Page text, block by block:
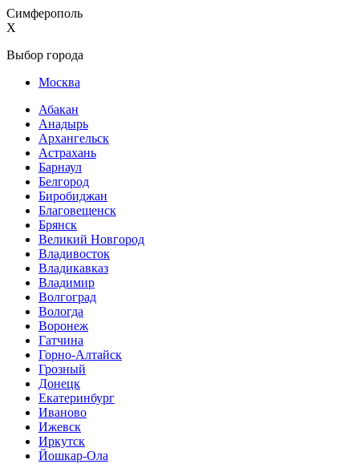
Симферополь
X
Выбор города
Москва
Абакан
Анадырь
Архангельск
Астрахань
Барнаул
Белгород
Биробиджан
Благовещенск
Брянск
Великий Новгород
Владивосток
Владикавказ
Владимир
Волгоград
Вологда
Воронеж
Гатчина
Горно-Алтайск
Грозный
Донецк
Екатеринбург
Иваново
Ижевск
Иркутск
Йошкар-Ола